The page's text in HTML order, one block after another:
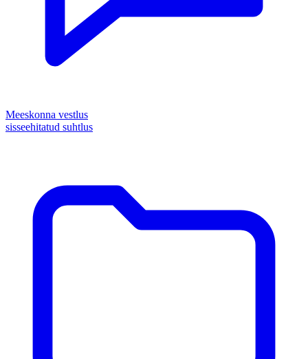
Meeskonna vestlus
sisseehitatud suhtlus